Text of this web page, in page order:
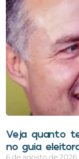
Veja quanto
no guia
6 de agosto de 2026